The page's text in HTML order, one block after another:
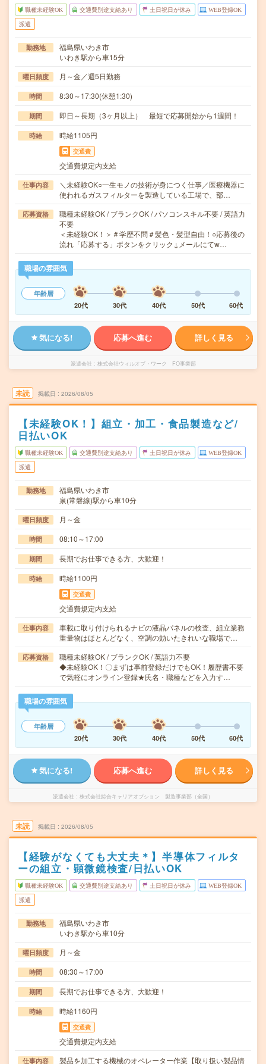
職種未経験OK 交通費別途支給あり 土日祝日が休み WEB登録OK
派遣
勤務地
福島県いわき市
いわき駅から車15分
曜日頻度 月～金／週5日勤務
時間 8:30～17:30(休憩1:30)
期間 即日～長期（3ヶ月以上） 最短で応募開始から1週間！
時給 時給1105円
交通費
交通費規定内支給
仕事内容
＼未経験OK○一生モノの技術が身につく仕事／医療機器に
使われるガスフィルターを製造している工場で、部…
応募資格
職種未経験OK / ブランクOK / パソコンスキル不要 / 英語力
不要
＜未経験OK！＞＃学歴不問＃髪色・髪型自由！○応募後の
流れ「応募する」ボタンをクリック↓メールにてw…
職場の雰囲気
年齢層
20代
30代 40代 50代 60代
気になる! 応募へ進む 詳しく見る
派遣会社 株式会社ウィルオブ・ワーク FO事業部
未読 掲載日 2026/08/05
【未経験OK！】組立・加工・食品製造など/
日払いOK
職種未経験OK 交通費別途支給あり 土日祝日が休み WEB登録OK
派遣
勤務地
福島県いわき市
泉(常磐線)駅から車10分
曜日頻度 月～金
時間 08:10～17:00
期間 長期でお仕事できる方、大歓迎！
時給 時給1100円
交通費
交通費規定内支給
仕事内容
車載に取り付けられるナビの液晶パネルの検査、組立業務
重量物はほとんどなく、空調の効いたきれいな職場で…
応募資格
職種未経験OK / ブランクOK / 英語力不要
◆未経験OK！〇まずは事前登録だけでもOK！履歴書不要
で気軽にオンライン登録★氏名・職種などを入力す…
職場の雰囲気
年齢層
20代
30代 40代 50代 60代
気になる! 応募へ進む 詳しく見る
派遣会社 株式会社綜合キャリアオプション 製造事業部（全国）
未読 掲載日 2026/08/05
【経験がなくても大丈夫＊】半導体フィルタ
ーの組立・顕微鏡検査/日払いOK
職種未経験OK 交通費別途支給あり 土日祝日が休み WEB登録OK
派遣
勤務地
福島県いわき市
いわき駅から車10分
曜日頻度 月～金
時間 08:30～17:00
期間 長期でお仕事できる方、大歓迎！
時給 時給1160円
交通費
交通費規定内支給
仕事内容 製品を加工する機械のオペレーター作業【取り扱い製品情